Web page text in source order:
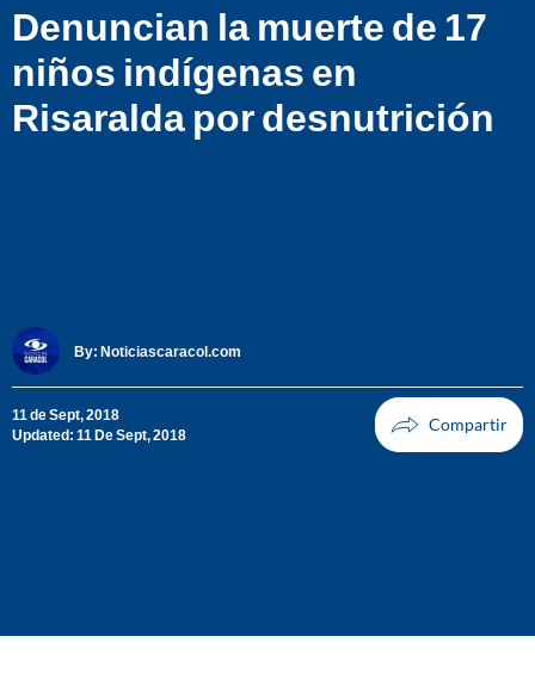
Denuncian la muerte de 17
niños indígenas en
Risaralda por desnutrición
By: Noticiascaracol.com
11 de Sept, 2018
Updated: 11 De Sept, 2018